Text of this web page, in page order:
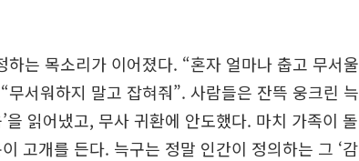
는 목소리가 이어졌다. “혼자 얼마나 춥고 무서울
서워하지 말고 잡혀줘”. 사람들은 잔뜩 웅크린 늑
을 읽어냈고, 무사 귀환에 안도했다. 마치 가족이 돌
고개를 든다. 늑구는 정말 인간이 정의하는 그 ‘감